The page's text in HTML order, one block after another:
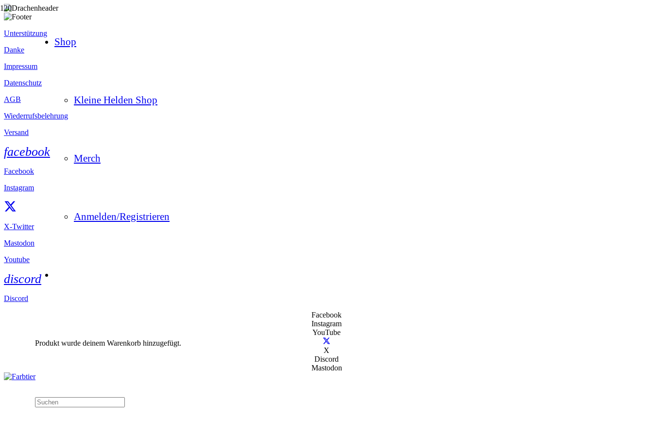
Shop
Kleine Helden Shop
Merch
Anmelden/Registrieren
Produkt wurde deinem Warenkorb hinzugefügt.
Unterstützung
Danke
Impressum
Datenschutz
AGB
Wiederrufsbelehrung
Versand
facebook
Facebook
Instagram
X-Twitter
Mastodon
Youtube
discord
Discord
Facebook
Instagram
YouTube
X
Discord
Mastodon